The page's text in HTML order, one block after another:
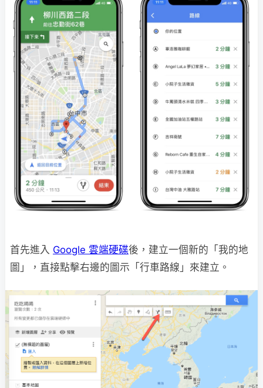
首先進入 Google 雲端硬碟後，建立一個新的「我的地
圖」，直接點擊右邊的圖示「行車路線」來建立。